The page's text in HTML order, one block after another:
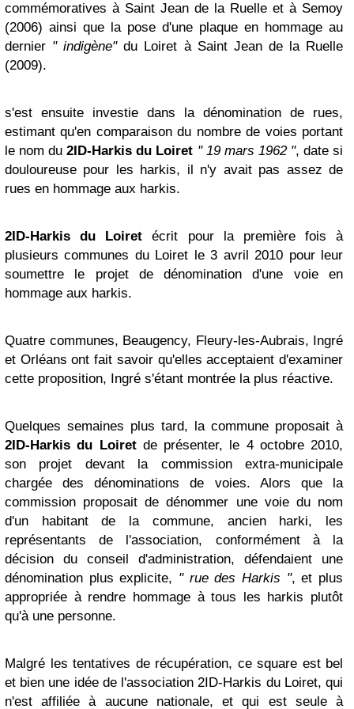
commémoratives à Saint Jean de la Ruelle et à Semoy
(2006) ainsi que la pose d'une plaque en hommage au
dernier " indigène"du Loiret à Saint Jean de la Ruelle
(2009).
s'est ensuite investie dans la dénomination de rues,
estimant qu'en comparaison du nombre de voies portant
le nom du2ID-Harkis du Loiret " 19 mars 1962 ", date si
douloureuse pour les harkis, il n'y avait pas assez de
rues en hommage aux harkis.
2ID-Harkis du Loiretécrit pour la première fois à
plusieurs communes du Loiret le 3 avril 2010 pour leur
soumettre le projet de dénomination d'une voie en
hommage aux harkis.
Quatre communes, Beaugency, Fleury-les-Aubrais, Ingré
et Orléans ont fait savoir qu'elles acceptaient d'examiner
cette proposition, Ingré s'étant montrée la plus réactive.
Quelques semaines plus tard, la commune proposait à
2ID-Harkis du Loiretde présenter, le 4 octobre 2010,
son projet devant la commission extra-municipale
chargée des dénominations de voies. Alors que la
commission proposait de dénommer une voie du nom
d'un habitant de la commune, ancien harki, les
représentants de l'association, conformément à la
décision du conseil d'administration, défendaient une
dénomination plus explicite, " rue des Harkis ", et plus
appropriée à rendre hommage à tous les harkis plutôt
qu'à une personne.
Malgré les tentatives de récupération, ce square est bel
et bien une idée de l'association 2ID-Harkis du Loiret, qui
n'est affiliée à aucune nationale, et qui est seule à